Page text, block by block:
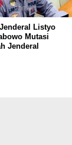
Listyo
Mutasi
Jenderal